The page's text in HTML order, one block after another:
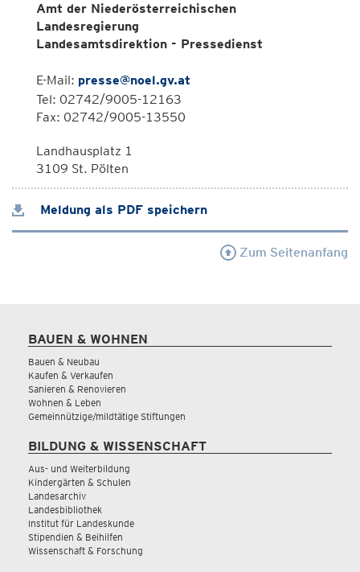
Amt der Niederösterreichischen
Landesregierung
Landesamtsdirektion - Pressedienst
E-Mail: presse@noel.gv.at
Tel: 02742/9005-12163
Fax: 02742/9005-13550
Landhausplatz 1
3109 St. Pölten
Meldung als PDF speichern
Zum Seitenanfang
BAUEN & WOHNEN
Bauen & Neubau
Kaufen & Verkaufen
Sanieren & Renovieren
Wohnen & Leben
Gemeinnützige/mildtätige Stiftungen
BILDUNG & WISSENSCHAFT
Aus- und Weiterbildung
Kindergärten & Schulen
Landesarchiv
Landesbibliothek
Institut für Landeskunde
Stipendien & Beihilfen
Wissenschaft & Forschung